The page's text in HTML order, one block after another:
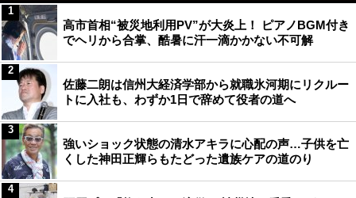
高市首相“被災地利用PV”が大炎上！ ピアノBGM付き
でヘリから合掌、酷暑に汗一滴かかない不可解
1
佐藤二朗は信州大経済学部から就職氷河期にリクルー
トに入社も、わずか1日で辞めて役者の道へ
2
強いショック状態の清水アキラに心配の声…子供を亡
くした神田正輝らもたどった遺族ケアの道のり
3
4